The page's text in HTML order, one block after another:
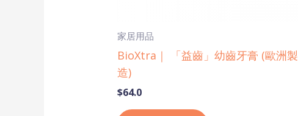
家居用品
BioXtra｜ 「益齒」幼齒牙膏 (歐洲製
造)
$64.0